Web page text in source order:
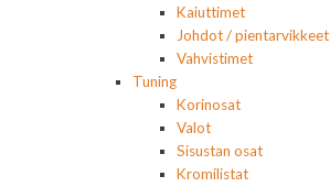
Kaiuttimet
Johdot / pientarvikkeet
Vahvistimet
Tuning
Korinosat
Valot
Sisustan osat
Kromilistat